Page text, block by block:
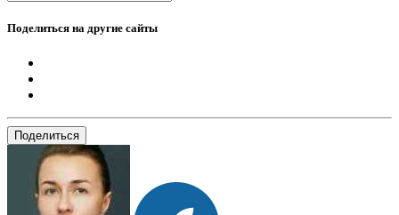
Поделиться на другие сайты
Поделиться